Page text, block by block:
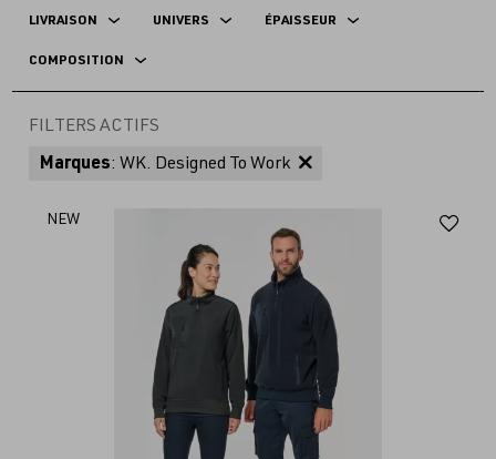
LIVRAISON UNIVERS ÉPAISSEUR
COMPOSITION
FILTERS ACTIFS
Marques: WK. Designed To Work
NEW